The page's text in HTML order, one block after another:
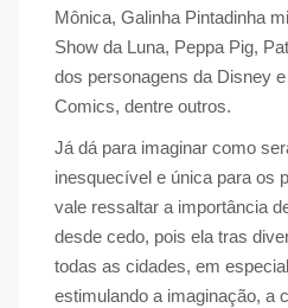
Mônica, Galinha Pintadinha
Show da Luna, Peppa Pig,
dos personagens da Disney
Comics, dentre outros.
Já dá para imaginar como
inesquecível e única para os
vale ressaltar a importância
desde cedo, pois ela tras
todas as cidades, em
estimulando a imaginação, a